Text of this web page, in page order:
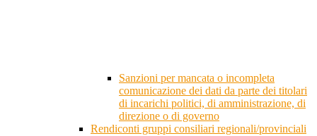
Sanzioni per mancata o incompleta
comunicazione dei dati da parte dei titolari
di incarichi politici, di amministrazione, di
direzione o di governo
Rendiconti gruppi consiliari regionali/provinciali